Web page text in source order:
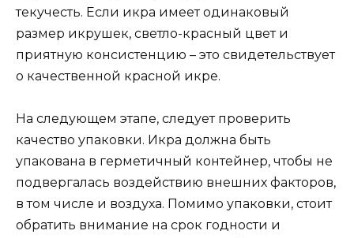
текучесть. Если икра имеет одинаковый
размер икрушек, светло-красный цвет и
приятную консистенцию – это свидетельствует
о качественной красной икре.
На следующем этапе, следует проверить
качество упаковки. Икра должна быть
упакована в герметичный контейнер, чтобы не
подвергалась воздействию внешних факторов,
в том числе и воздуха. Помимо упаковки, стоит
обратить внимание на срок годности и